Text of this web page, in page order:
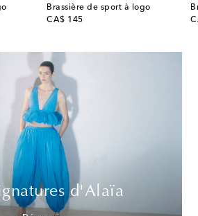
Brassière de sport à logo
CA$ 145
original price
d'Alaïa